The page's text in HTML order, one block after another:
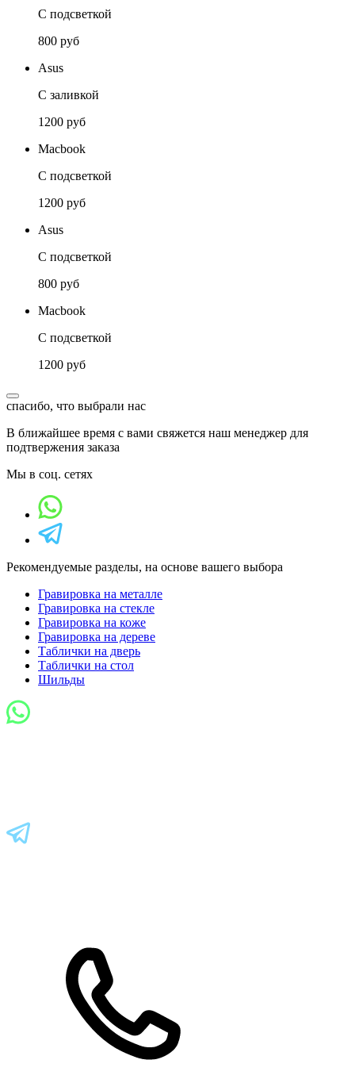
С подсветкой
800 руб
Asus
С заливкой
1200 руб
Macbook
С подсветкой
1200 руб
Asus
С подсветкой
800 руб
Macbook
С подсветкой
1200 руб
спасибо, что выбрали нас
В ближайшее время с вами свяжется наш менеджер для
подтвержения заказа
Мы в соц. сетях
Рекомендуемые разделы, на основе вашего выбора
Гравировка на металле
Гравировка на стекле
Гравировка на коже
Гравировка на дереве
Таблички на дверь
Таблички на стол
Шильды